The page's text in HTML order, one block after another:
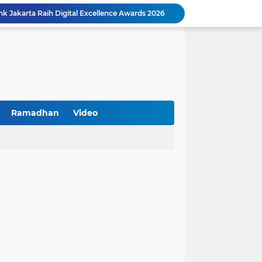
Jakarta Raih Digital Excellence Awards 2026
Peringatan HAN 2026, Pemerintah Pusat Apresiasi Komitmen Surabaya Penuhi Hak dan Lindungi Anak
Kikin Siapkan Program untuk Memajukan NU
Ramadhan Video